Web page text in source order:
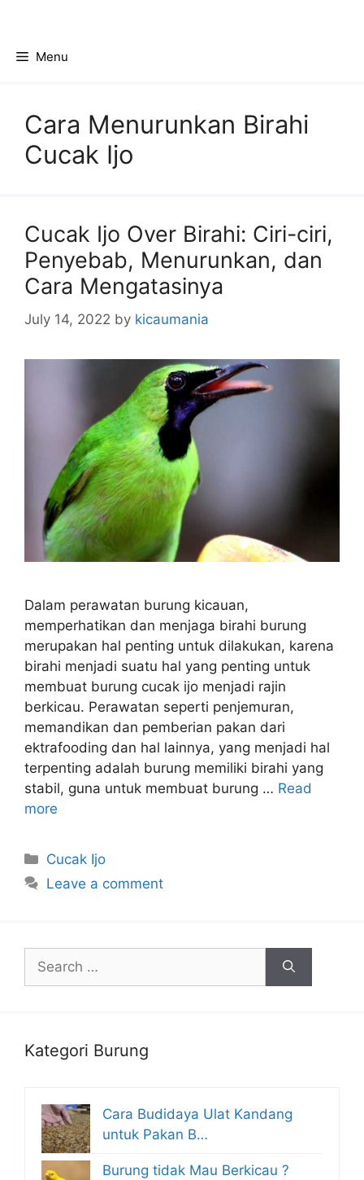
contentMenu
Cara Menurunkan Birahi
Cucak Ijo
Cucak Ijo Over Birahi: Ciri-ciri,
Penyebab, Menurunkan, dan
Cara Mengatasinya
July 14, 2022 by kicaumania
Dalam perawatan burung kicauan,
memperhatikan dan menjaga birahi burung
merupakan hal penting untuk dilakukan, karena
birahi menjadi suatu hal yang penting untuk
membuat burung cucak ijo menjadi rajin
berkicau. Perawatan seperti penjemuran,
memandikan dan pemberian pakan dari
ektrafooding dan hal lainnya, yang menjadi hal
terpenting adalah burung memiliki birahi yang
stabil, guna untuk membuat burung … Read
more
Categories
Cucak Ijo
Leave a comment
for:
Kategori Burung
Cara Budidaya Ulat Kandang
untuk Pakan B…
Burung tidak Mau Berkicau ?